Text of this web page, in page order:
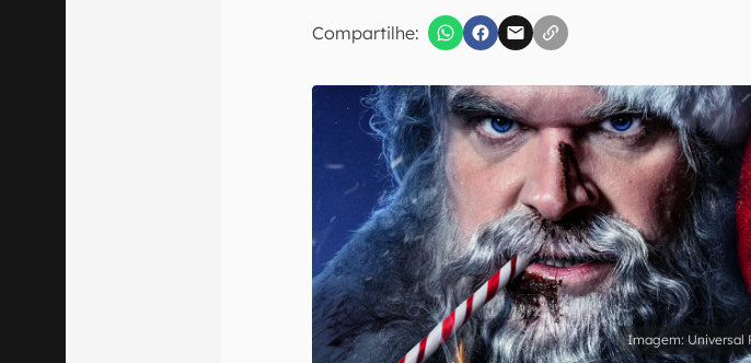
Compartilhe:
Confirmo que li, aceito e concordo com os Termos de
Universal